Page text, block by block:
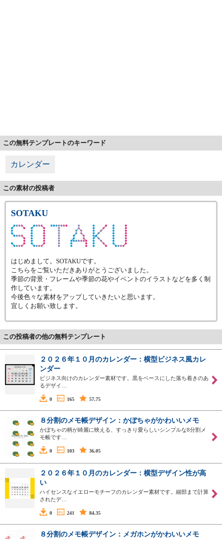
この無料テンプレートのキーワード
カレンダー
この素材の投稿者
SOTAKU
はじめまして。SOTAKUです。
こちらをご覧いただきありがとうございました。
季節の背景・フレームや季節の花やイベントのイラストなどを多く制
作しています。
今後色々な素材をアップしていきたいと思います。
宜しくお願い致します。
この投稿者の他の無料テンプレート
２０２６年１０月のカレンダー：横型ビジネス風カレ
ンダー
ビジネス向けのカレンダー素材です。黒をベースにした落ち着きのあ
るデザイ…
0 165 57.75
８分割のメモ帳デザイン：かぼちゃがかわいいメモ
かぼちゃの柄が綺麗に映える、すっきり愛らしいシンプルな8分割メ
モ帳です…
0 103 36.05
２０２６年１０月のカレンダー：横型デザイン性が高
い
ハイセンスなイエローモチーフのカレンダー素材です。細部まで計算
されたデ…
0 241 84.35
８分割のメモ帳デザイン：メガホンがかわいいメモ